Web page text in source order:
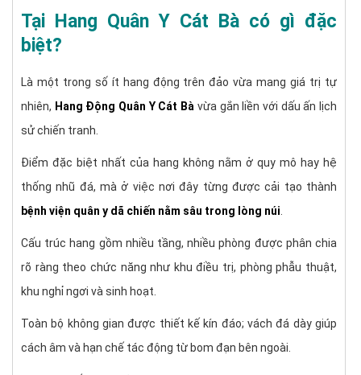
Tại Hang Quân Y Cát Bà có gì đặc
biệt?
Là một trong số ít hang động trên đảo vừa mang giá trị tự
nhiên, Hang Động Quân Y Cát Bà vừa gắn liền với dấu ấn lịch
sử chiến tranh.
Điểm đặc biệt nhất của hang không nằm ở quy mô hay hệ
thống nhũ đá, mà ở việc nơi đây từng được cải tạo thành
bệnh viện quân y dã chiến nằm sâu trong lòng núi
Cấu trúc hang gồm nhiều tầng, nhiều phòng được phân chia
rõ ràng theo chức năng như khu điều trị, phòng phẫu thuật,
khu nghỉ ngơi và sinh hoạt.
Toàn bộ không gian được thiết kế kín đáo; vách đá dày giúp
cách âm và hạn chế tác động từ bom đạn bên ngoài.